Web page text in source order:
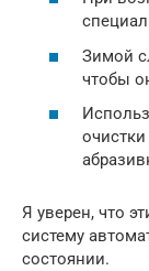
Зимой
чтобы
Я уверен, что
систему
состоянии.